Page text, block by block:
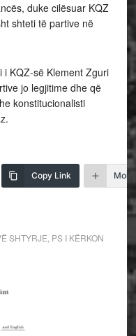
duke cilësuar KQZ
shteti të partive në
i KQZ-së Klement Zguri
jo legjitime dhe që
konstitucionalisti
Copy Link More
SHTYRJE PS I KËRKON